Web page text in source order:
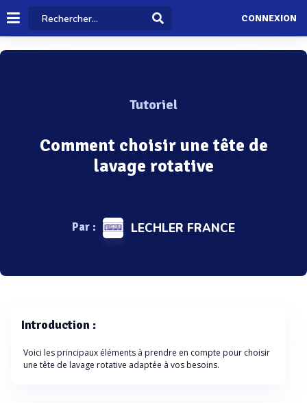
CONNEXION
Tutoriel
Comment choisir une tête de
lavage rotative
Par : LECHLER FRANCE
Introduction :
Voici les principaux éléments à prendre en compte pour choisir
une tête de lavage rotative adaptée à vos besoins.